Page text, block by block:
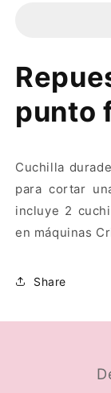
punto
Cuchilla
para cortar
incluye 2
en máquinas
Share